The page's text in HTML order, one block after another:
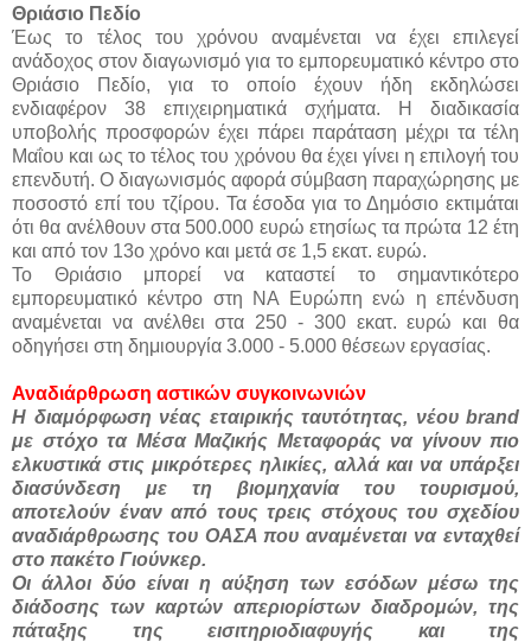
Θριάσιο Πεδίο
Έως το τέλος του χρόνου αναμένεται να έχει επιλεγεί
ανάδοχος στον διαγωνισμό για το εμπορευματικό κέντρο στο
Θριάσιο Πεδίο, για το οποίο έχουν ήδη εκδηλώσει
ενδιαφέρον 38 επιχειρηματικά σχήματα. Η διαδικασία
υποβολής προσφορών έχει πάρει παράταση μέχρι τα τέλη
Μαΐου και ως το τέλος του χρόνου θα έχει γίνει η επιλογή του
επενδυτή. Ο διαγωνισμός αφορά σύμβαση παραχώρησης με
ποσοστό επί του τζίρου. Τα έσοδα για το Δημόσιο εκτιμάται
ότι θα ανέλθουν στα 500.000 ευρώ ετησίως τα πρώτα 12 έτη
και από τον 13ο χρόνο και μετά σε 1,5 εκατ. ευρώ.
Το Θριάσιο μπορεί να καταστεί το σημαντικότερο
εμπορευματικό κέντρο στη ΝΑ Ευρώπη ενώ η επένδυση
αναμένεται να ανέλθει στα 250 - 300 εκατ. ευρώ και θα
οδηγήσει στη δημιουργία 3.000 - 5.000 θέσεων εργασίας.
Αναδιάρθρωση αστικών συγκοινωνιών
Η διαμόρφωση νέας εταιρικής ταυτότητας, νέου brand
με στόχο τα Μέσα Μαζικής Μεταφοράς να γίνουν πιο
ελκυστικά στις μικρότερες ηλικίες, αλλά και να υπάρξει
διασύνδεση με τη βιομηχανία του τουρισμού,
αποτελούν έναν από τους τρεις στόχους του σχεδίου
αναδιάρθρωσης του ΟΑΣΑ που αναμένεται να ενταχθεί
στο πακέτο Γιούνκερ.
Οι άλλοι δύο είναι η αύξηση των εσόδων μέσω της
διάδοσης των καρτών απεριορίστων διαδρομών, της
πάταξης της εισιτηριοδιαφυγής και της